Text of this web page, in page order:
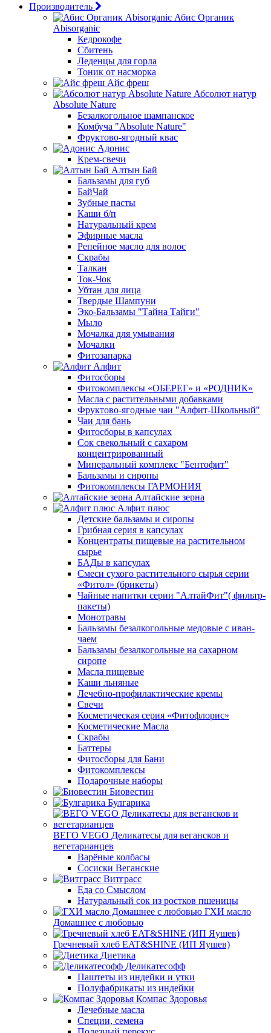
Производитель
Абис Органик
Abisorganic
Кедрокофе
Сбитень
Леденцы для горла
Тоник от насморка
Айс фреш
Абсолют натур
Absolute Nature
Безалкогольное шампанское
Комбуча "Absolute Nature"
Фруктово-ягодный квас
Адонис
Крем-свечи
Алтын Бай
Бальзамы для губ
БайЧай
Зубные пасты
Каши б/п
Натуральный крем
Эфирные масла
Репейное масло для волос
Скрабы
Талкан
Ток-Чок
Убтан для лица
Твердые Шампуни
Эко-Бальзамы "Тайна Тайги"
Мыло
Мочалка для умывания
Мочалки
Фитозапарка
Алфит
Фитосборы
Фитокомплексы «ОБЕРЕГ» и «РОДНИК»
Масла с растительными добавками
Фруктово-ягодные чаи "Алфит-Школьный"
Чаи для бань
Фитосборы в капсулах
Сок свекольный с сахаром
концентрированный
Минеральный комплекс "Бентофит"
Бальзамы и сиропы
Фитокомплексы ГАРМОНИЯ
Алтайские зерна
Алфит плюс
Детские бальзамы и сиропы
Грибная серия в капсулах
Концентраты пищевые на растительном
сырье
БАДы в капсулах
Смеси сухого растительного сырья серии
«Фитол» (брикеты)
Чайные напитки серии "АлтайФит"( фильтр-
пакеты)
Монотравы
Бальзамы безалкогольные медовые с иван-
чаем
Бальзамы безалкогольные на сахарном
сиропе
Масла пищевые
Каши льняные
Лечебно-профилактические кремы
Свечи
Косметическая серия «Фитофлорис»
Косметические Масла
Скрабы
Баттеры
Фитосборы для Бани
Фитокомплексы
Подарочные наборы
Биовестин
Булгарика
ВЕГО VEGO Деликатесы для вегансков и
вегетарианцев
Варёные колбасы
Сосиски Веганские
Витграсс
Еда со Смыслом
Натуральный сок из ростков пшеницы
ГХИ масло
Домашнее с любовью
Гречневый хлеб EAT&SHINE (ИП Яушев)
Диетика
Деликатесофф
Паштеты из индейки и утки
Полуфабрикаты из индейки
Компас Здоровья
Лечебные масла
Специи, семена